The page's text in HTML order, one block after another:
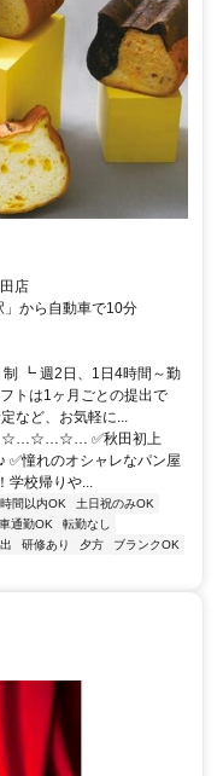
店
から自動車で10分
制 ┗ 週2日、1日4時間～勤
トは1ヶ月ごとの提出で
など、お気軽に...
✅秋田初上
✅憧れのオシャレなパン屋
校帰りや...
間以内OK
土日祝のみOK
車通勤OK
転勤なし
研修あり 夕方
ブランクOK